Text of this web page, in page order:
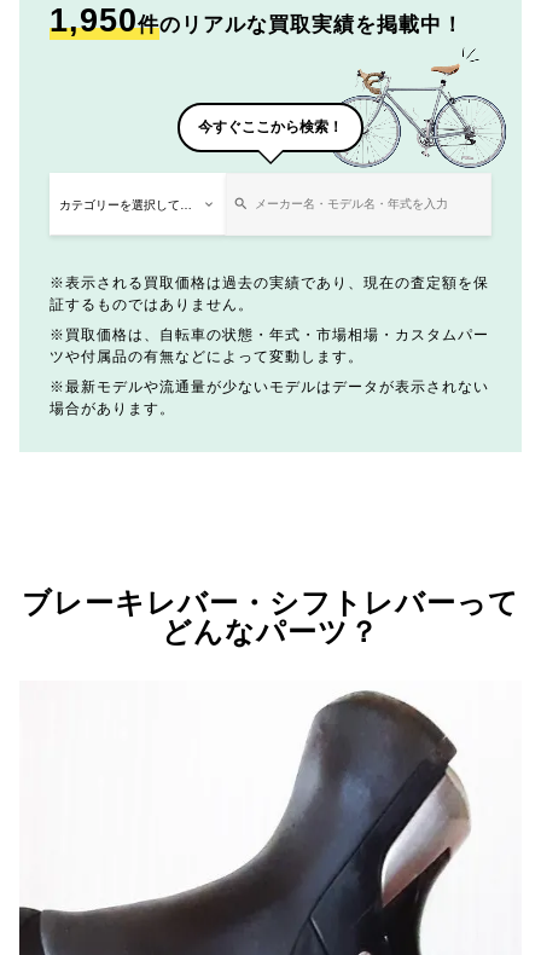
1,950件のリアルな買取実績を掲載中！
今すぐここから検索！
表示される買取価格は過去の実績であり、現在の査定額を保
証するものではありません。
買取価格は、自転車の状態・年式・市場相場・カスタムパー
ツや付属品の有無などによって変動します。
最新モデルや流通量が少ないモデルはデータが表示されない
場合があります。
ブレーキレバー・シフトレバーって
どんなパーツ？